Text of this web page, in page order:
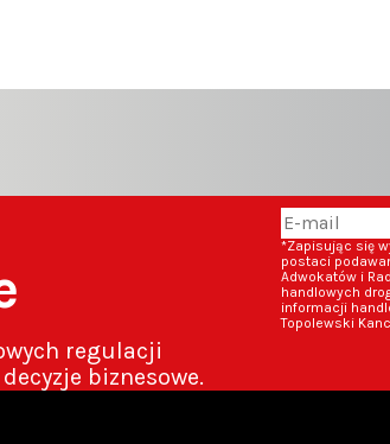
regulacji
biznesowe.
*Zapisując się
postaci
Adwokatów i
handlowych
informacji
Topolewski